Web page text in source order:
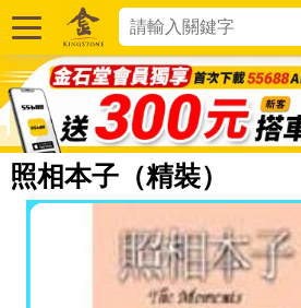
照相本子（精裝）